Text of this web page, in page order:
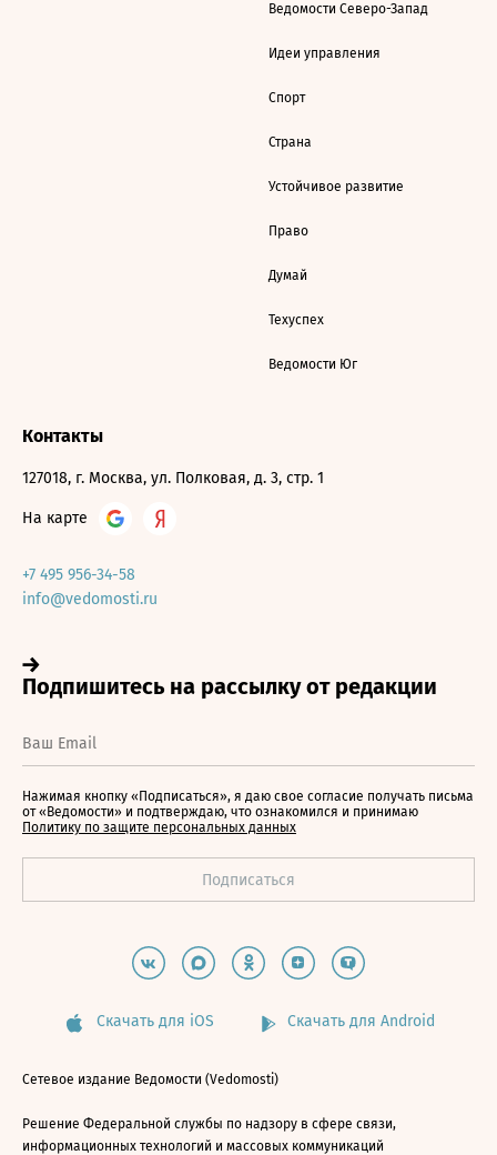
Ведомости Северо-Запад
Идеи управления
Спорт
Страна
Устойчивое развитие
Право
Думай
Техуспех
Ведомости Юг
Контакты
127018, г. Москва, ул. Полковая, д. 3, стр. 1
На карте
+7 495 956-34-58
info@vedomosti.ru
Нажимая кнопку «Подписаться», я даю свое согласие получать письма
от «Ведомости» и подтверждаю, что ознакомился и принимаю
Политику по защите персональных данных
Скачать для iOS Скачать для Android
Сетевое издание Ведомости (Vedomosti)
Решение Федеральной службы по надзору в сфере связи,
информационных технологий и массовых коммуникаций